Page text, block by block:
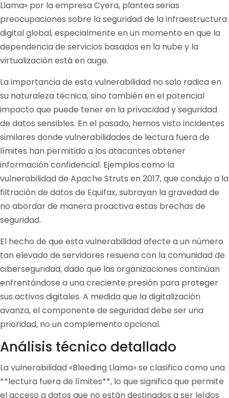
Llama» por la empresa Cyera, plantea serias
preocupaciones sobre la seguridad de la infraestructura
digital global, especialmente en un momento en que la
dependencia de servicios basados en la nube y la
virtualización está en auge.
La importancia de esta vulnerabilidad no solo radica en
su naturaleza técnica, sino también en el potencial
impacto que puede tener en la privacidad y seguridad
de datos sensibles. En el pasado, hemos visto incidentes
similares donde vulnerabilidades de lectura fuera de
límites han permitido a los atacantes obtener
información confidencial. Ejemplos como la
vulnerabilidad de Apache Struts en 2017, que condujo a la
filtración de datos de Equifax, subrayan la gravedad de
no abordar de manera proactiva estas brechas de
seguridad.
El hecho de que esta vulnerabilidad afecte a un número
tan elevado de servidores resuena con la comunidad de
ciberseguridad, dado que las organizaciones continúan
enfrentándose a una creciente presión para proteger
sus activos digitales. A medida que la digitalización
avanza, el componente de seguridad debe ser una
prioridad, no un complemento opcional.
Análisis técnico detallado
La vulnerabilidad «Bleeding Llama» se clasifica como una
**lectura fuera de límites**, lo que significa que permite
el acceso a datos que no están destinados a ser leídos